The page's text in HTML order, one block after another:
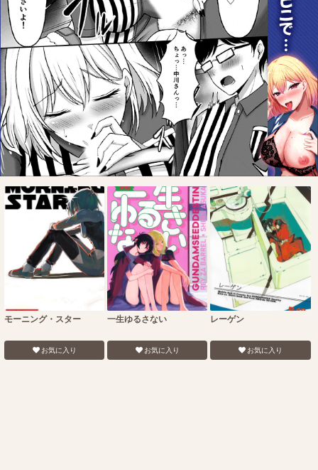
モーニング・スター
お気に入り
一生ゆるさない
お気に入り
レーゲン
お気に入り